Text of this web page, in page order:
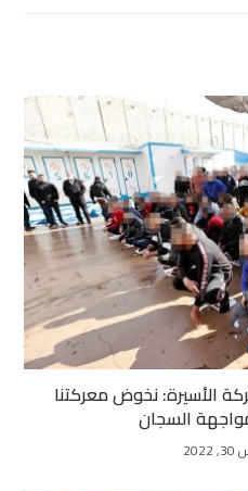
الأسيرة: نخوض معركتنا
السجان